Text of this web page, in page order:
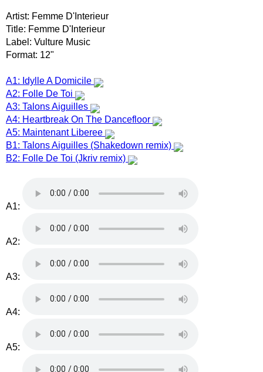
Artist: Femme D'Interieur
Title: Femme D'Interieur
Label: Vulture Music
Format: 12"
A1: Idylle A Domicile
A2: Folle De Toi
A3: Talons Aiguilles
A4: Heartbreak On The Dancefloor
A5: Maintenant Liberee
B1: Talons Aiguilles (Shakedown remix)
B2: Folle De Toi (Jkriv remix)
A1:
A2:
A3:
A4:
A5: